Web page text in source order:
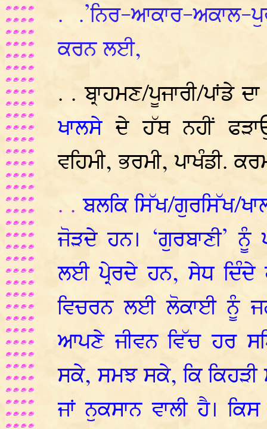
. .’ਨਿਰ-ਆਕਾਰ-ਅਕਾਲ-
ਕਰਨ ਲਈ,
. . ਬ੍ਰਾਹਮਣ/ਪੂਜਾਰੀ/ਪਾਂਡੇ
ਖਾਲਸੇਦੇ ਹੱਥ ਨਹੀਂ
ਵਹਿਮੀ, ਭਰਮੀ, ਪਾਖੰਡੀ.
. .ਬਲਕਿ ਸਿੱਖ/ਗੁਰਸਿੱਖ/
ਜੋੜਦੇ ਹਨ। ‘ਗੁਰਬਾਣੀ’
ਲਈ ਪ੍ਰੇਰਦੇ ਹਨ, ਸੇਧ ਦਿੰਦੇ
ਵਿਚਰਨ ਲਈ ਲੋਕਾਈ ਨੂੰ
ਆਪਣੇ ਜੀਵਨ ਵਿੱਚ ਹਰ
ਸਕੇ, ਸਮਝ ਸਕੇ, ਕਿ
ਜਾਂ ਨੁਕਸਾਨ ਵਾਲੀ ਹੈ।